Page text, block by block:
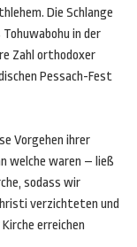
Die Schlange
in der
Zahl orthodoxer
Pessach-Fest
Vorgehen ihrer
welche waren – ließ
sodass wir
verzichteten und
erreichen